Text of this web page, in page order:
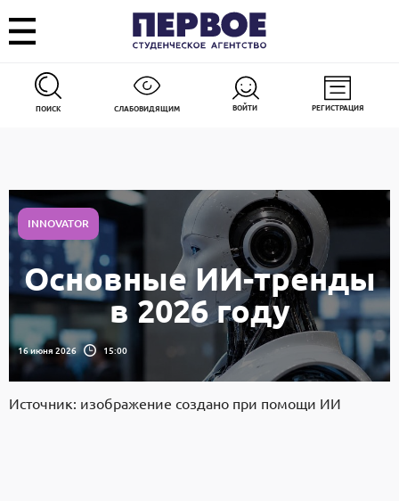
ПОИСК СЛАБОВИДЯЩИМ ВОЙТИ РЕГИСТРАЦИЯ
INNOVATOR
Основные ИИ-тренды
в 2026 году
16 июня 2026 15:00
Источник: изображение создано при помощи ИИ